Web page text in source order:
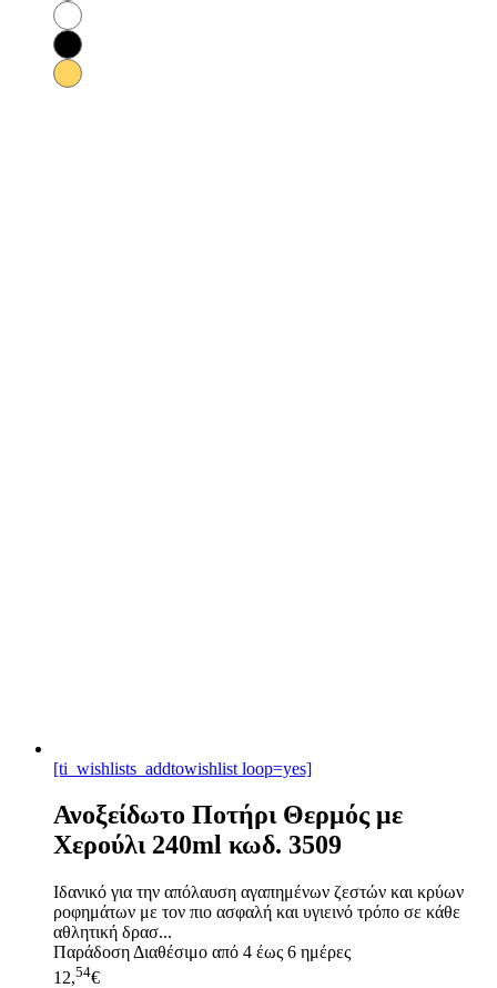
[ti_wishlists_addtowishlist loop=yes]
Ανοξείδωτο Ποτήρι Θερμός με
Χερούλι 240ml κωδ. 3509
Ιδανικό για την απόλαυση αγαπημένων ζεστών και κρύων
ροφημάτων με τον πιο ασφαλή και υγιεινό τρόπο σε κάθε
αθλητική δρασ...
Παράδοση Διαθέσιμο από 4 έως 6 ημέρες
12,54€